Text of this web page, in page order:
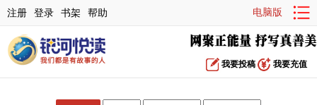
注册 登录 书架 帮助 电脑版
我要投稿 我要充值